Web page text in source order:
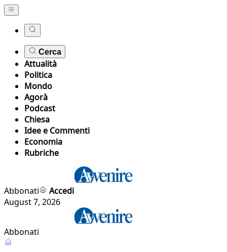
Cerca
Attualità
Politica
Mondo
Agorà
Podcast
Chiesa
Idee e Commenti
Economia
Rubriche
Abbonati
Accedi
August 7, 2026
Abbonati